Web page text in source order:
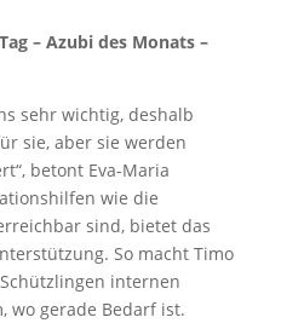
– Azubi des Monats –
sehr wichtig, deshalb
sie, aber sie werden
betont Eva-Maria
wie die
sind, bietet das
So macht Timo
internen
wo gerade Bedarf ist.